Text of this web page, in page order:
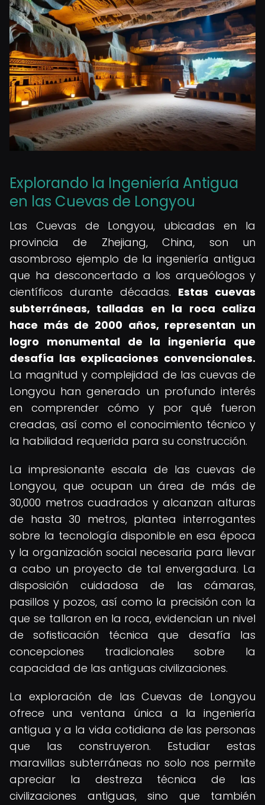
Explorando la Ingeniería Antigua
en las Cuevas de Longyou
Las Cuevas de Longyou, ubicadas en la
provincia de Zhejiang, China, son un
asombroso ejemplo de la ingeniería antigua
que ha desconcertado a los arqueólogos y
científicos durante décadas. Estas cuevas
subterráneas, talladas en la roca caliza
hace más de 2000 años, representan un
logro monumental de la ingeniería que
desafía las explicaciones convencionales.
La magnitud y complejidad de las cuevas de
Longyou han generado un profundo interés
en comprender cómo y por qué fueron
creadas, así como el conocimiento técnico y
la habilidad requerida para su construcción.
La impresionante escala de las cuevas de
Longyou, que ocupan un área de más de
30,000 metros cuadrados y alcanzan alturas
de hasta 30 metros, plantea interrogantes
sobre la tecnología disponible en esa época
y la organización social necesaria para llevar
a cabo un proyecto de tal envergadura. La
disposición cuidadosa de las cámaras,
pasillos y pozos, así como la precisión con la
que se tallaron en la roca, evidencian un nivel
de sofisticación técnica que desafía las
concepciones tradicionales sobre la
capacidad de las antiguas civilizaciones.
La exploración de las Cuevas de Longyou
ofrece una ventana única a la ingeniería
antigua y a la vida cotidiana de las personas
que las construyeron. Estudiar estas
maravillas subterráneas no solo nos permite
apreciar la destreza técnica de las
civilizaciones antiguas, sino que también